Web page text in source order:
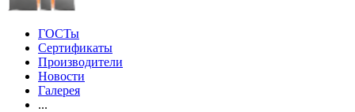
ГОСТы
Сертификаты
Производители
Новости
Галерея
...